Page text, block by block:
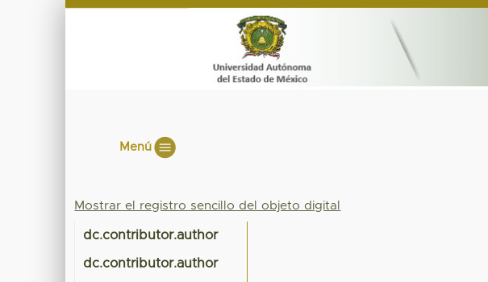
Menú
Mostrar el registro sencillo del objeto digital
dc.contributor.author
dc.contributor.author